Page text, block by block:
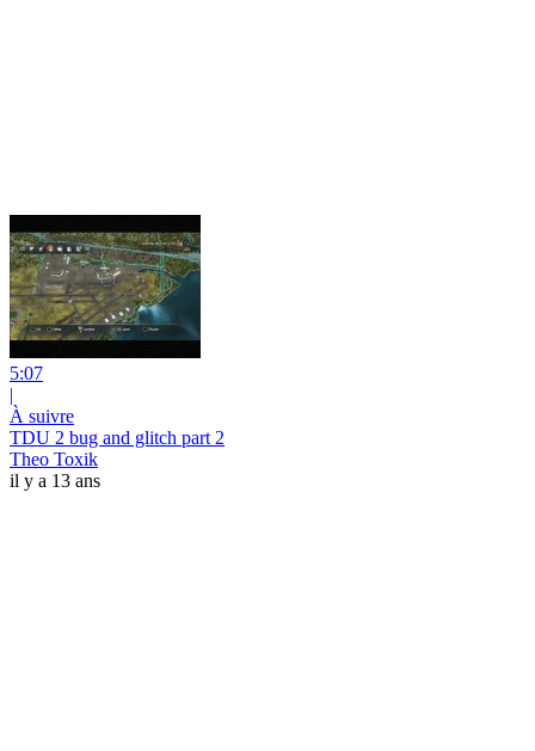
5:07
|
À suivre
TDU 2 bug and glitch part 2
Theo Toxik
il y a 13 ans